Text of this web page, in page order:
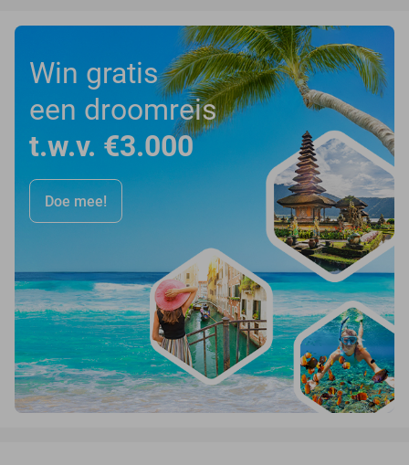
Win gratis
een droomreis
t.w.v. €3.000
Doe mee!